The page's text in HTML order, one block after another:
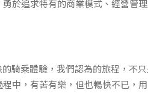
於追求特有的商業模式、經營管
騎乘體驗，我們認為的旅程，不
中，有苦有樂，但也暢快不已，